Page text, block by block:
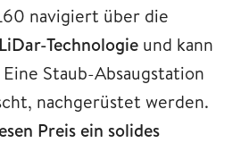
navigiert über die
LiDar-Technologie und kann
Eine Staub-Absaugstation
nachgerüstet werden.
Preis ein solides